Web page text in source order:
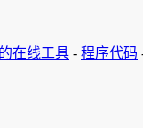
在线工具 - 程序代码